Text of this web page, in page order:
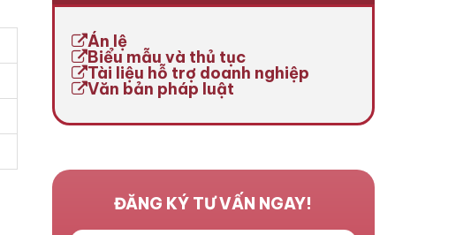
Án lệ
Biểu mẫu và thủ tục
Tài liệu hỗ trợ doanh nghiệp
Văn bản pháp luật
ĐĂNG KÝ TƯ VẤN NGAY!